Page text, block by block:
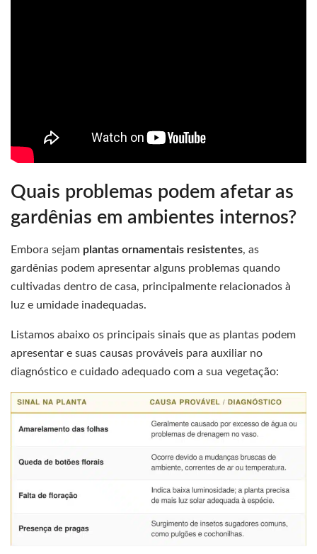
Quais problemas podem afetar as
gardênias em ambientes internos?
Embora sejam plantas ornamentais resistentes, as
gardênias podem apresentar alguns problemas quando
cultivadas dentro de casa, principalmente relacionados à
luz e umidade inadequadas.
Listamos abaixo os principais sinais que as plantas podem
apresentar e suas causas prováveis para auxiliar no
diagnóstico e cuidado adequado com a sua vegetação: